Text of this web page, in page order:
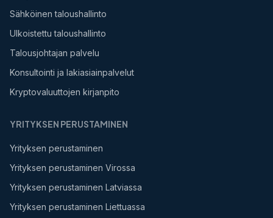
Sähköinen taloushallinto
Ulkoistettu taloushallinto
Talousjohtajan palvelu
Konsultointi ja lakiasiainpalvelut
Kryptovaluuttojen kirjanpito
YRITYKSEN PERUSTAMINEN
Yrityksen perustaminen
Yrityksen perustaminen Virossa
Yrityksen perustaminen Latviassa
Yrityksen perustaminen Liettuassa